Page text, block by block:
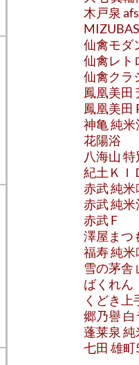
木戸泉 afs
仙禽モダ
仙禽レト
仙禽クラ
鳳凰美田
鳳凰美田
神亀 純米
花陽浴
八海山
紀土ＫＩ
赤武 純米
赤武 純米
赤武 F
澤屋まつ
福寿 純米
雪の茅舎
ばくれん
くどき上
郷乃譽
蓬莱泉
七田 雄